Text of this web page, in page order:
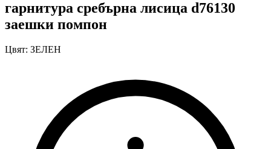
гарнитура сребърна лисица d76130
заешки помпон
Цвят: ЗЕЛЕН